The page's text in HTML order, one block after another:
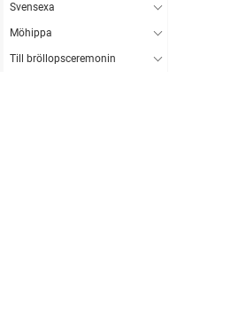
Svensexa
Möhippa
Till bröllopsceremonin